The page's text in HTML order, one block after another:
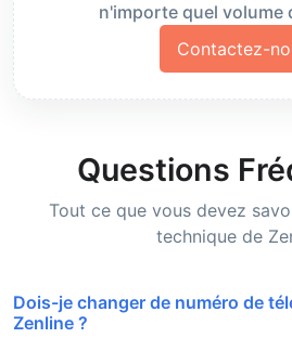
n'importe quel volume
Contactez-
Questions
Tout ce que vous devez
technique de
Dois-je changer de numéro de
Zenline ?